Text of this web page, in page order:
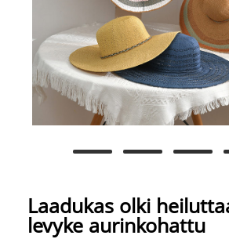
Laadukas olki
levyke aurinkohattu